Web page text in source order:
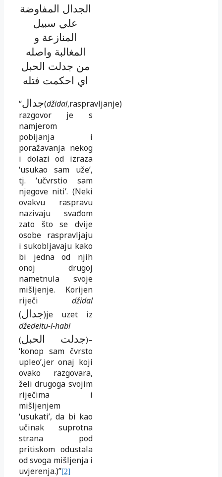
الجدال المفاوضة
علي سبيل
المنازعة و
المغالبة واصله
من جدلت الحبل
اي احكمت فتله
“جدال(džidal,raspravljanje)
razgovor je s
namjerom
pobijanja i
poražavanja nekog
i dolazi od izraza
‘usukao sam uže’,
tj. ‘učvrstio sam
njegove niti’. (Neki
ovakvu raspravu
nazivaju svađom
zato što se dvije
osobe raspravljaju
i sukobljavaju kako
bi jedna od njih
onoj drugoj
nametnula svoje
mišljenje. Korijen
riječi džidal
(جدال)je uzet iz
džedeltu-l-habl
(جدلت الحبل)–
‘konop sam čvrsto
upleo’,jer onaj koji
ovako razgovara,
želi drugoga svojim
riječima i
mišljenjem
‘usukati’, da bi kao
učinak suprotna
strana pod
pritiskom odustala
od svoga mišljenja i
uvjerenja.)”[2]